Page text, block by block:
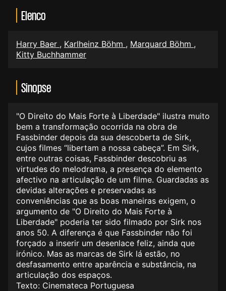
Elenco
Harry Baer , Karlheinz Böhm , Marquard Böhm ,
Kitty Buchhammer
Sinopse
"O Direito do Mais Forte à Liberdade" ilustra muito
bem a transformação ocorrida na obra de
Fassbinder depois da sua descoberta de Sirk,
cujos filmes “libertam a nossa cabeça”. Em Sirk,
entre outras coisas, Fassbinder descobriu as
virtudes do melodrama, a presença do elemento
afectivo na articulação de um filme. Guardadas as
devidas alterações e preservadas as
conveniências que as boas maneiras exigem, o
argumento de "O Direito do Mais Forte à
Liberdade" poderia ter sido filmado por Sirk nos
anos 50. A diferença é que Fassbinder não foi
forçado a inserir um desenlace feliz, ainda que
irónico. Mas as marcas de Sirk lá estão, no
desfasamento entre aparência e substância, na
articulação dos espaços.
Texto: Cinemateca Portuguesa